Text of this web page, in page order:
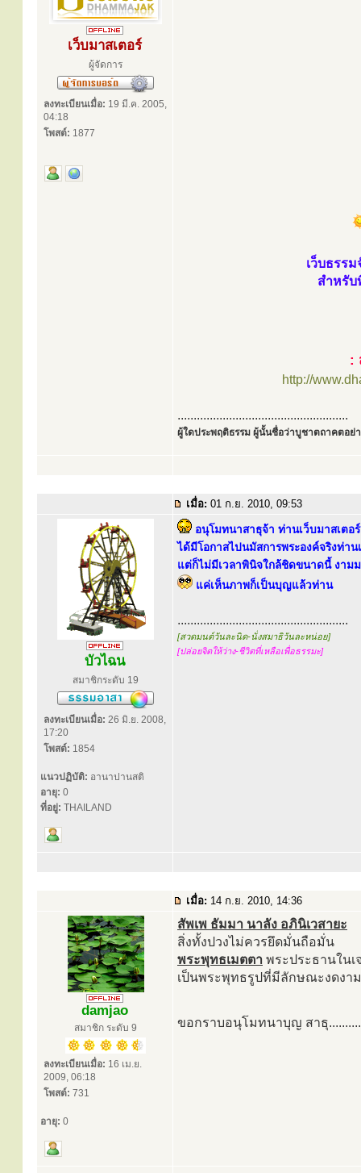
เว็บมาสเตอร์
ผู้จัดการ
ลงทะเบียนเมื่อ: 19 มี.ค. 2005,
04:18
โพสต์: 1877
เว็บธรร
สำหรับ
:
http://
.....................................................
ผู้ใดประพฤติธรรม ผู้นั้นชื่อว่าบูชาตถาคตอย่า
เมื่อ: 01 ก.ย. 2010, 09:53
บัวไฉน
สมาชิกระดับ 19
ลงทะเบียนเมื่อ: 26 มิ.ย. 2008,
17:20
โพสต์: 1854
แนวปฏิบัติ: อานาปานสติ
อายุ: 0
ที่อยู่: THAILAND
อนุโมทนาสาธุจ้า ท่านเว็บมาสเตอร์
ได้มีโอกาสไปนมัสการพระองค์จริงท่า
แต่ก็ไม่มีเวลาพินิจใกล้ชิดขนาดนี้ งาม
แค่เห็นภาพก็เป็นบุญแล้วท่าน
.....................................................
[สวดมนต์วันละนิด-นั่งสมาธิวันละหน่อย]
[ปล่อยจิตให้ว่าง-ชีวิตที่เหลือเพื่อธรรมะ]
เมื่อ: 14 ก.ย. 2010, 14:36
damjao
สมาชิก ระดับ 9
ลงทะเบียนเมื่อ: 16 เม.ย.
2009, 06:18
โพสต์: 731
อายุ: 0
สัพเพ ธัมมา นาลัง อภินิเวสายะ
สิ่งทั้งปวงไม่ควรยึดมั่นถือมั่น
พระพุทธเมตตา พระประธานใน
เป็นพระพุทธรูปที่มีลักษณะงดงา
ขอกราบอนุโมทนาบุญ สาธุ